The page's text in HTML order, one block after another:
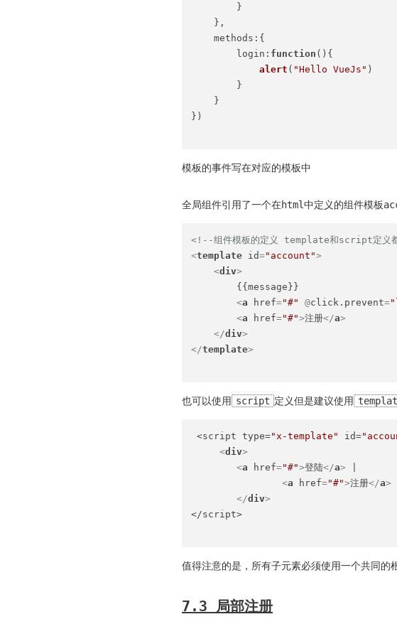
        }
    },
methods :{
login : function ( ){
alert ( "Hello VueJs" )
        }
    }
})
模板的事件写在对应的模板中
全局组件引用了一个在html中定义的组件模板
<!--组件模板的定义 template和script定义
<template id="account">
<div>
        {{message}}
<a href="#" @click.prevent=
<a href="#">注册</a>
</div>
</template>
也可以使用 script 定义但是建议使用
<script type="x-template" id=
<div>
<a href="#">登陆</a>
<a href="#">注册</a>
</div>
</script>
值得注意的是，所有子元素必须使用一个共同
7.3 局部注册